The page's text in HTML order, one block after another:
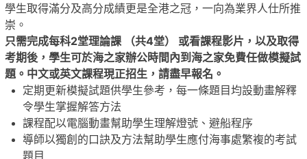
學生取得滿分及高分成績更是全港之冠，一向為業界人仕所推
崇。
只需完成每科2堂理論課 （共4堂） 或看課程影片，以及取得
考期後，學生可於海之家辦公時間內到海之家免費任做模擬試
題。中文或英文課程現正招生，請盡早報名。
定期更新模擬試題供學生參考，每一條題目均設動畫解釋
令學生掌握解答方法
課程配以電腦動畫幫助學生理解燈號、避船程序
導師以獨創的口訣及方法幫助學生應付海事處繁複的考試
題目